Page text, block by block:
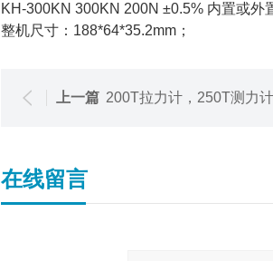
KH-300KN 300KN 200N ±0.5% 内置或外
整机尺寸：188*64*35.2mm；
上一篇 200T拉力计，250T测力计，
在线留言